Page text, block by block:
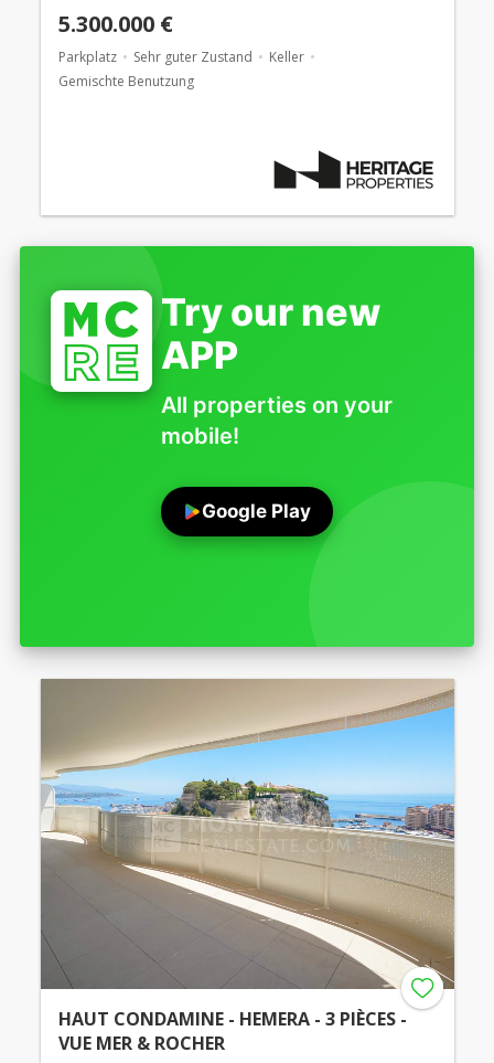
5.300.000 €
Parkplatz Sehr guter Zustand
Keller
Gemischte Benutzung
Try our new
APP
All properties on your
mobile!
Google Play
HAUT CONDAMINE - HEMERA - 3 PIÈCES -
VUE MER & ROCHER